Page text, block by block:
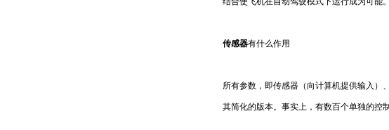
传感器有什么作用
所有参数，即传感器（向计算机提供输入）
其简化的版本。事实上，有数百个单独的控